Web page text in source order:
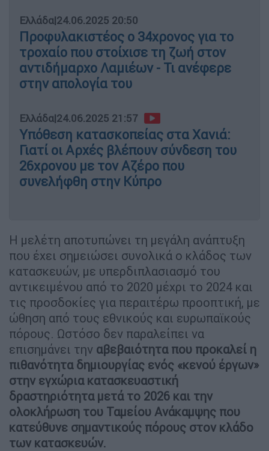
Ελλάδα|24.06.2025 20:50
Προφυλακιστέος ο 34χρονος για το
τροχαίο που στοίχισε τη ζωή στον
αντιδήμαρχο Λαμιέων - Τι ανέφερε
στην απολογία του
Ελλάδα|24.06.2025 21:57
Υπόθεση κατασκοπείας στα Χανιά:
Γιατί οι Αρχές βλέπουν σύνδεση του
26χρονου με τον Αζέρο που
συνελήφθη στην Κύπρο
Η μελέτη αποτυπώνει τη μεγάλη ανάπτυξη
που έχει σημειώσει συνολικά ο κλάδος των
κατασκευών, με υπερδιπλασιασμό του
αντικειμένου από το 2020 μέχρι το 2024 και
τις προσδοκίες για περαιτέρω προοπτική, με
ώθηση από τους εθνικούς και ευρωπαϊκούς
πόρους. Ωστόσο δεν παραλείπει να
επισημάνει την αβεβαιότητα που προκαλεί η
πιθανότητα δημιουργίας ενός «κενού έργων»
στην εγχώρια κατασκευαστική
δραστηριότητα μετά το 2026 και την
ολοκλήρωση του Ταμείου Ανάκαμψης που
κατεύθυνε σημαντικούς πόρους στον κλάδο
των κατασκευών.